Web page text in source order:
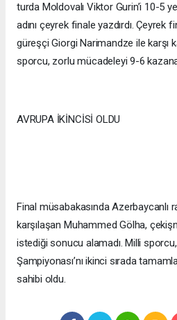
turda Moldovalı Viktor Gurin’i 10-5
adını çeyrek finale yazdırdı. Çeyrek
güreşçi Giorgi Narimandze ile karşı
sporcu, zorlu mücadeleyi 9-6
AVRUPA İKİNCİSİ OLDU
Final müsabakasında Azerbaycanlı
karşılaşan Muhammed Gölha,
istediği sonucu alamadı. Milli
Şampiyonası’nı ikinci sırada
sahibi oldu.